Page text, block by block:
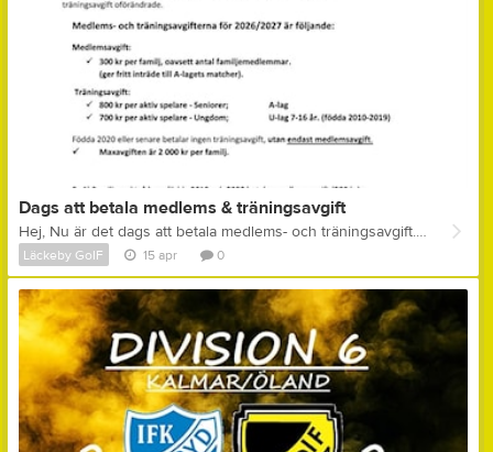
Dags att betala medlems & träningsavgift
Hej, Nu är det dags att betala medlems- och träningsavgift. Se bild för information.
Läckeby GoIF 15 apr 0